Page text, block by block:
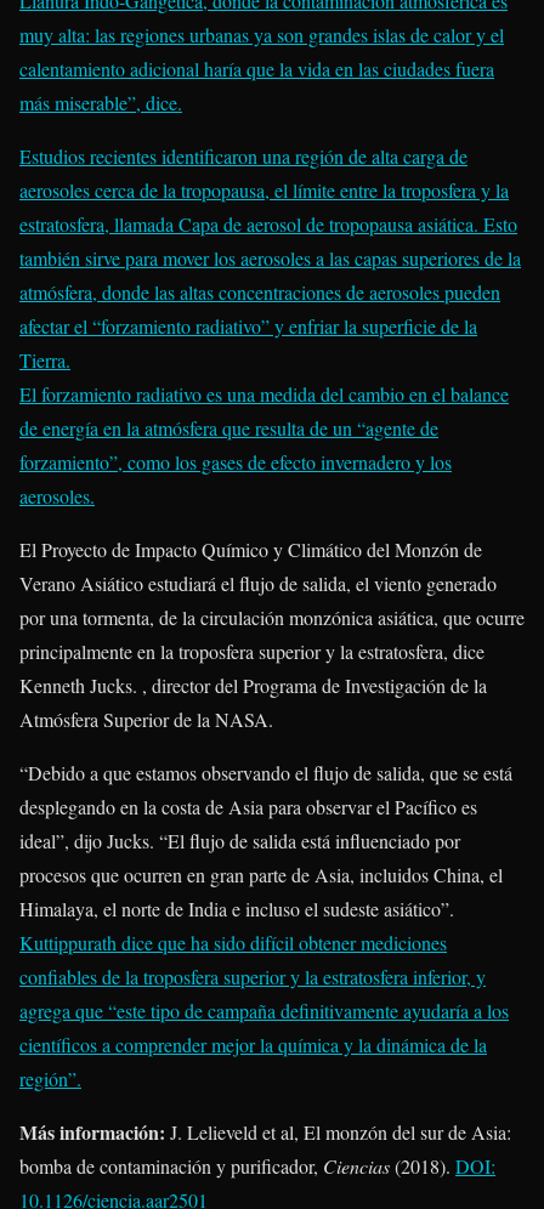
muy alta: las regiones urbanas ya son grandes islas de calor y el
calentamiento adicional haría que la vida en las ciudades fuera
más miserable”, dice.
Estudios recientes identificaron una región de alta carga de
aerosoles cerca de la tropopausa, el límite entre la troposfera y la
estratosfera, llamada Capa de aerosol de tropopausa asiática. Esto
también sirve para mover los aerosoles a las capas superiores de la
atmósfera, donde las altas concentraciones de aerosoles pueden
afectar el “forzamiento radiativo” y enfriar la superficie de la
Tierra.
El forzamiento radiativo es una medida del cambio en el balance
de energía en la atmósfera que resulta de un “agente de
forzamiento”, como los gases de efecto invernadero y los
aerosoles.
El Proyecto de Impacto Químico y Climático del Monzón de
Verano Asiático estudiará el flujo de salida, el viento generado
por una tormenta, de la circulación monzónica asiática, que ocurre
principalmente en la troposfera superior y la estratosfera, dice
Kenneth Jucks. , director del Programa de Investigación de la
Atmósfera Superior de la NASA.
“Debido a que estamos observando el flujo de salida, que se está
desplegando en la costa de Asia para observar el Pacífico es
ideal”, dijo Jucks. “El flujo de salida está influenciado por
procesos que ocurren en gran parte de Asia, incluidos China, el
Himalaya, el norte de India e incluso el sudeste asiático”.
Kuttippurath dice que ha sido difícil obtener mediciones
confiables de la troposfera superior y la estratosfera inferior, y
agrega que “este tipo de campaña definitivamente ayudaría a los
científicos a comprender mejor la química y la dinámica de la
región”.
Más información: J. Lelieveld et al, El monzón del sur de Asia:
bomba de contaminación y purificador, Ciencias(2018). DOI:
10.1126/ciencia.aar2501